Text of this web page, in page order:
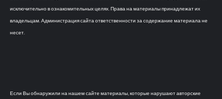
исключительно в ознакомительных целях. Права на материалы принадлежат их
владельцам. Администрация сайта ответственности за содержание материала не
несет.
Если Вы обнаружили на нашем сайте материалы, которые нарушают авторские